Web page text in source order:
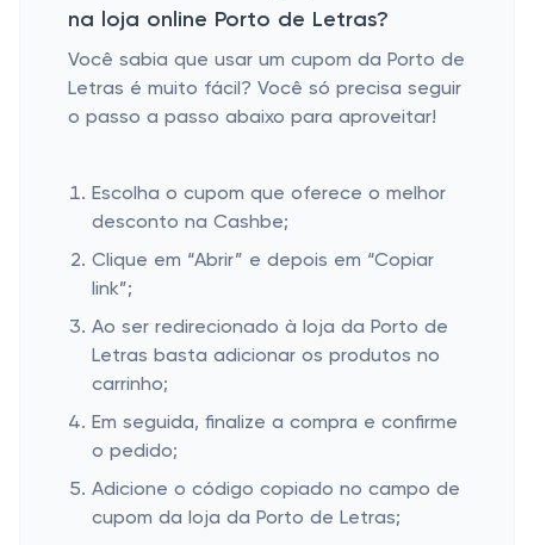
na loja online Porto de Letras?
Você sabia que usar um cupom da Porto de
Letras é muito fácil? Você só precisa seguir
o passo a passo abaixo para aproveitar!
Escolha o cupom que oferece o melhor
desconto na Cashbe;
Clique em “Abrir” e depois em “Copiar
link”;
Ao ser redirecionado à loja da Porto de
Letras basta adicionar os produtos no
carrinho;
Em seguida, finalize a compra e confirme
o pedido;
Adicione o código copiado no campo de
cupom da loja da Porto de Letras;